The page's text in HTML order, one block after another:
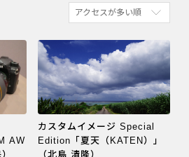
漫画家
アクセスが多い順
新着順
参考にした人の多い順
アクセスが多い順
AW
カスタムイメージ Special
Edition「夏天（KATEN）」
（北島 清隆）